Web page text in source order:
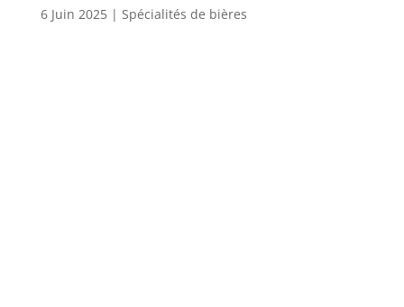
6 Juin 2025| Spécialités de bières